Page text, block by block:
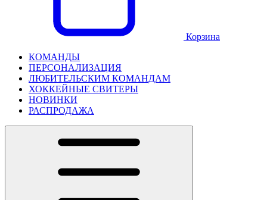
Корзина
КОМАНДЫ
ПЕРСОНАЛИЗАЦИЯ
ЛЮБИТЕЛЬСКИМ КОМАНДАМ
ХОККЕЙНЫЕ СВИТЕРЫ
НОВИНКИ
РАСПРОДАЖА